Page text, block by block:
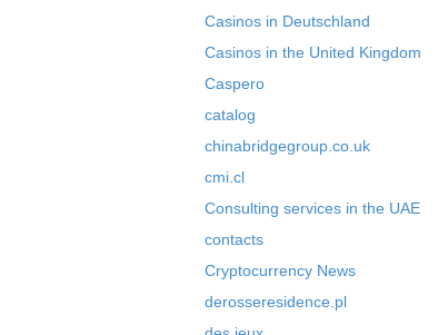
Casinos in Deutschland
Casinos in the United Kingdom
Caspero
catalog
chinabridgegroup.co.uk
cmi.cl
Consulting services in the UAE
contacts
Cryptocurrency News
derosseresidence.pl